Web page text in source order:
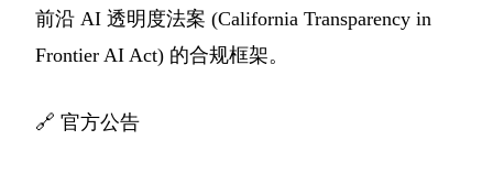
前沿 AI 透明度法案 (California Transparency in
Frontier AI Act) 的合规框架。
🔗 官方公告